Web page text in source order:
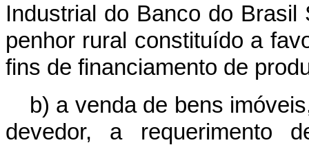
Industrial do Banco do
penhor rural constituído a
fins de financiamento de
b) a venda de bens
devedor, a requerimento